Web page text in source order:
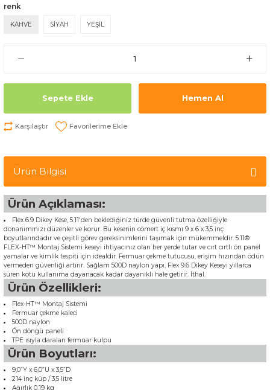
renk
KAHVE SİYAH YEŞİL
Sepete Ekle Hemen Al
Karşılaştır
Ürün Bilgisi
Ürün Açıklaması:
Flex 6.9 Dikey Kese, 5.11'den beklediğiniz türde güvenli tutma özelliğiyle
donanımınızı düzenler ve korur. Bu kesenin cömert iç kısmı 9 x 6 x 3,5 inç
boyutlarındadır ve çeşitli görev gereksinimlerini taşımak için mükemmeldir. 5.11®
FLEX-HT™️ Montaj Sistemi keseyi ihtiyacınız olan her yerde tutar ve cırt cırtlı ön panel
yamalar ve kimlik tespiti için idealdir. Fermuar çekme tutucusu, erişim hızından ödün
vermeden güvenliği artırır. Sağlam 500D naylon yapı, Flex 9.6 Dikey Keseyi yıllarca
süren kötü kullanıma dayanacak kadar dayanıklı hale getirir. İthal.
Ürün Özellikleri:
Flex-HT™ Montaj Sistemi
Fermuar çekme kaleci
500D naylon
Ön döngü paneli
TPE ısıyla daralan fermuar kulpu
Ürün Boyutları:
9,0”Y x 6,0”U x 3,5”D
214 inç küp / 3,5 litre
Ağırlık 0,19 kg